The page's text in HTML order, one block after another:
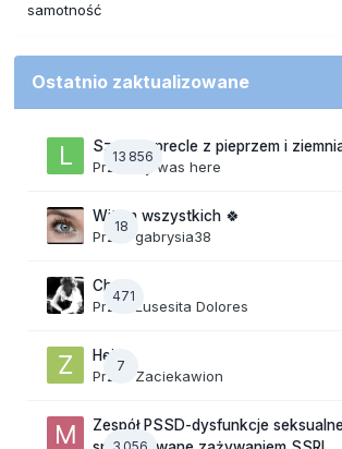
samotność
Ostatnio zaktualizowane
13 856
Szalone precle z pieprzem i
Przezlily was here
18
Witam wszystkich 🍀
Przez gabrysia38
471
Chaos
PrzezLusesita Dolores
7
Hej
Przez Zaciekawion
Zespół PSSD-dysfunkcje